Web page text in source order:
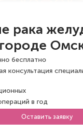
рака
бесплатно
консультация
в год
Оставить заявку